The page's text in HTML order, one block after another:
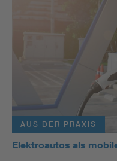
AUS DER PRAXIS
Elektroautos als